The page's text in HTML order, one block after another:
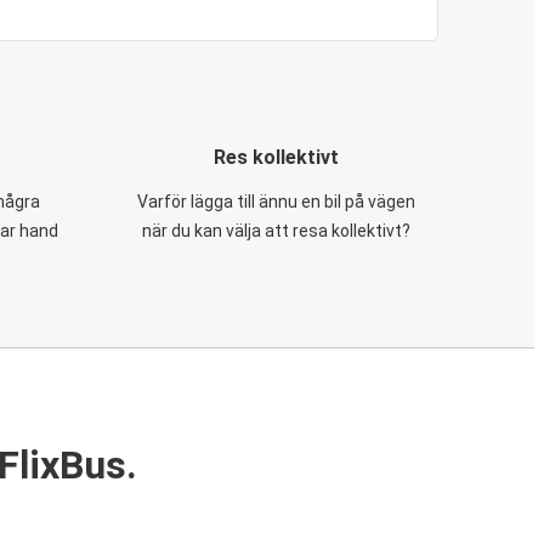
hand
Res kollektivt
Varför lägga till ännu en bil på vägen
när du kan välja att resa kollektivt?